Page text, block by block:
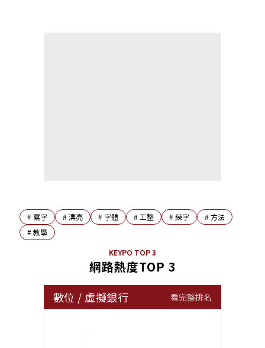
#寫字 #漂亮 # 字體 #工整 #練字 #方法
#教學
KEYPO TOP 3
網路熱度TOP 3
數位 / 虛擬銀行 看完整排名